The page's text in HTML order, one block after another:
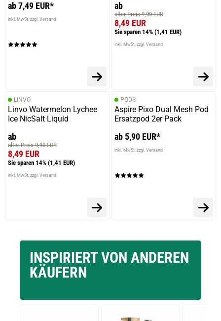
ab 7,49 EUR*
inkl. MwSt. zzgl. Versand
ab
alter Preis 9,90 EUR
8,49 EUR
Sie sparen 14% (1,41 EUR)
inkl. MwSt. zzgl. Versand
LINVO
Linvo Watermelon Lychee
Ice NicSalt Liquid
ab
alter Preis 9,90 EUR
8,49 EUR
Sie sparen 14% (1,41 EUR)
inkl. MwSt. zzgl. Versand
PODS
Aspire Pixo Dual Mesh Pod
Ersatzpod 2er Pack
ab 5,90 EUR*
inkl. MwSt. zzgl. Versand
INSPIRIERT VON ANDEREN
KÄUFERN